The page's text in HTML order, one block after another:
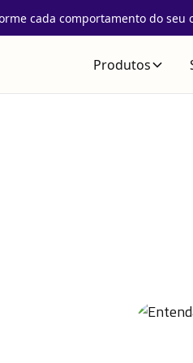
cada comportamento do seu
Produtos